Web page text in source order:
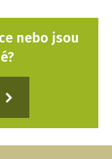
nebo jsou